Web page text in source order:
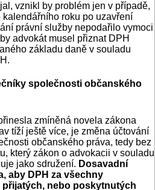
vznikl by problém jen v případě,
roku po uzavření
právní služby nepodařilo vymoci
advokát musel přiznat DPH
základu daně v souladu
společnosti občanského
zmíněná novela zákona
tíží ještě více, je změna účtování
občanského práva, tedy bez
který zákon o advokacii v souladu
jako sdružení. Dosavadní
aby DPH za všechny
nebo poskytnutých